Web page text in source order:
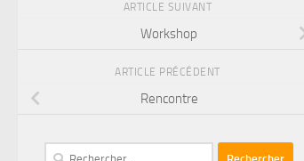
ARTICLE SUIVANT
Workshop
ARTICLE PRÉCÉDENT
Rencontre
Rechercher :